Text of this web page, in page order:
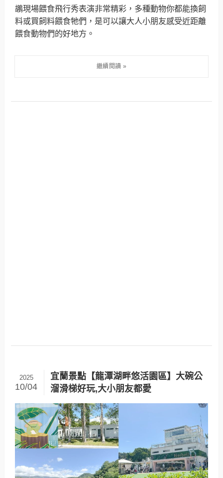
鶘現場餵食飛行秀表演非常精彩，多種動物你都能換飼
料或買飼料餵食牠們，是可以讓大人小朋友感受近距離
餵食動物們的好地方。
宜蘭景點【龍潭湖畔悠活園區】大碗公
溜滑梯好玩,大小朋友都愛
2025
10/04